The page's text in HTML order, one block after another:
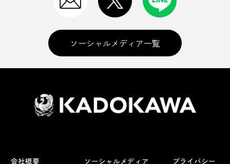
ソーシャルメディア一覧
会社概要 ソーシャルメディア プライバシー